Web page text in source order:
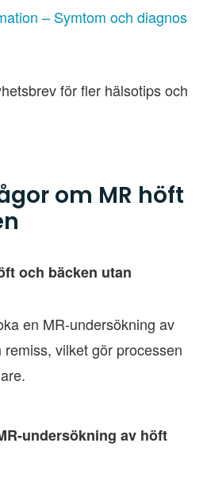
– Symtom och diagnos
för fler hälsotips och
om MR höft
och bäcken utan
en MR-undersökning av
vilket gör processen
undersökning av höft